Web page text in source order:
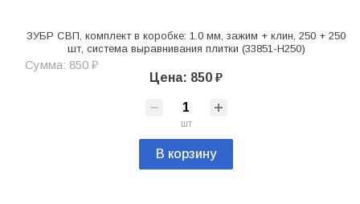
ЗУБР СВП, комплект в коробке: 1.0 мм, зажим + клин, 250 + 250
шт, система выравнивания плитки (33851-H250)
Сумма: 850 ₽
Цена: 850 ₽
шт
В корзину